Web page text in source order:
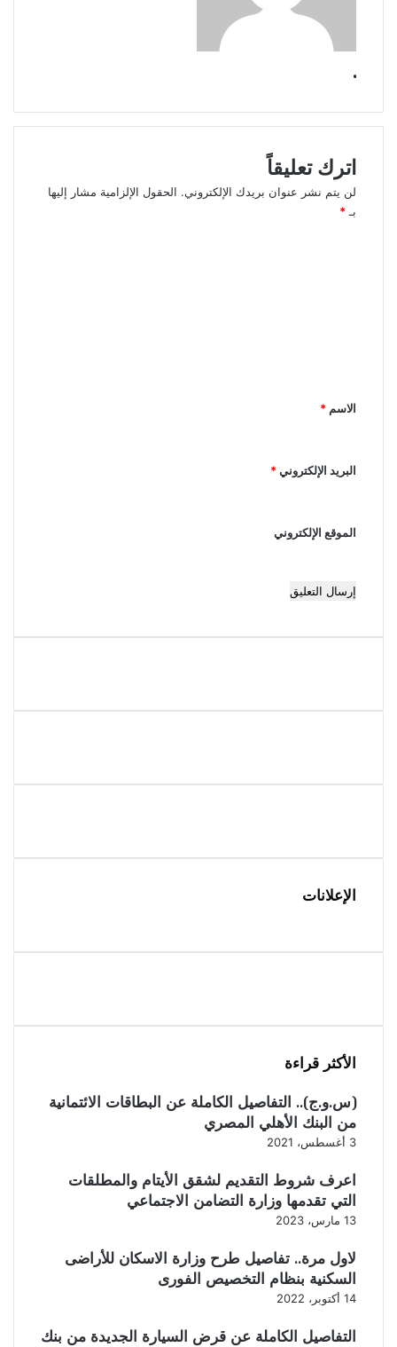
.
اترك تعليقاً
لن يتم نشر عنوان بريدك الإلكتروني. الحقول الإلزامية مشار إليها
بـ *
ق
الاسم *
البريد الإلكتروني*
الموقع الإلكتروني
الإعلانات
الأكثر قراءة
(س.و.ج).. التفاصيل الكاملة عن البطاقات الائتمانية
من البنك الأهلي المصري
3 أغسطس، 2021
اعرف شروط التقديم لشقق الأيتام والمطلقات
التي تقدمها وزارة التضامن الاجتماعي
13 مارس، 2023
لاول مرة.. تفاصيل طرح وزارة الاسكان للأراضى
السكنية بنظام التخصيص الفورى
14 أكتوبر، 2022
التفاصيل الكاملة عن قرض السيارة الجديدة من بنك